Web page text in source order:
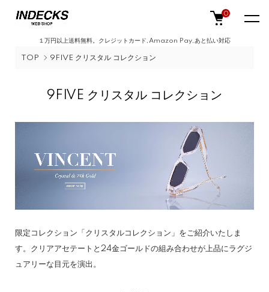
１万円以上送料無料。クレジットカード,Amazon Pay,あと払い対応
0
TOP 9FIVE クリスタル コレクション
9FIVE クリスタル コレクション
限定コレクション「クリスタルコレクション」をご紹介いたしま
す。クリアアセテートと24金ゴールドの組み合わせが上品にラグジ
ュアリーな目元を演出。